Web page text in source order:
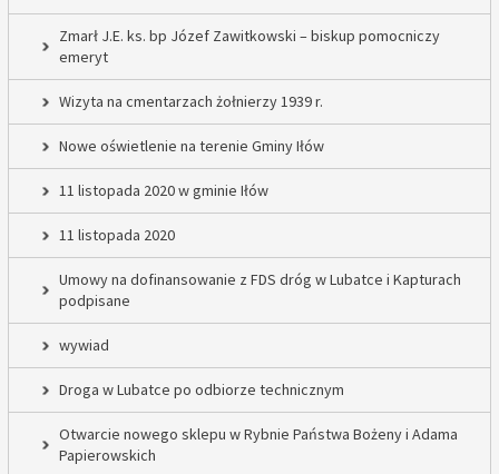
Zmarł J.E. ks. bp Józef Zawitkowski – biskup pomocniczy
emeryt
Wizyta na cmentarzach żołnierzy 1939 r.
Nowe oświetlenie na terenie Gminy Iłów
11 listopada 2020 w gminie Iłów
11 listopada 2020
Umowy na dofinansowanie z FDS dróg w Lubatce i Kapturach
podpisane
wywiad
Droga w Lubatce po odbiorze technicznym
Otwarcie nowego sklepu w Rybnie Państwa Bożeny i Adama
Papierowskich